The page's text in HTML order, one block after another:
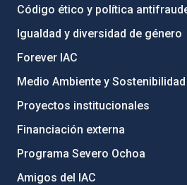
Código ético y política
Igualdad y diversidad de género
Forever IAC
Medio Ambiente y Sostenibilidad
Proyectos institucionales
Financiación externa
Programa Severo Ochoa
Amigos del IAC